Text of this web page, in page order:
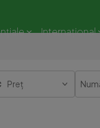
Internațional
Preț